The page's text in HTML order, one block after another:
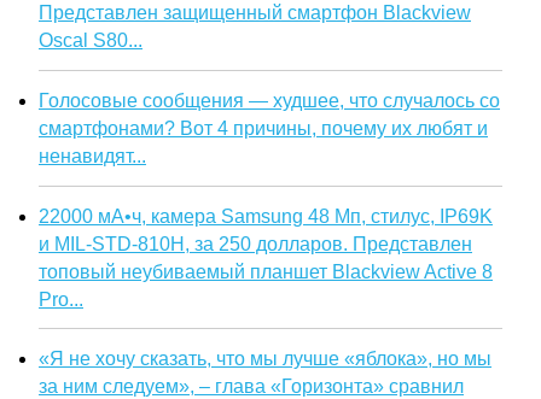
Представлен защищенный смартфон Blackview
Oscal S80...
Голосовые сообщения — худшее, что случалось со
смартфонами? Вот 4 причины, почему их любят и
ненавидят...
22000 мА•ч, камера Samsung 48 Мп, стилус, IP69K
и MIL-STD-810H, за 250 долларов. Представлен
топовый неубиваемый планшет Blackview Active 8
Pro...
«Я не хочу сказать, что мы лучше «яблока», но мы
за ним следуем», – глава «Горизонта» сравнил